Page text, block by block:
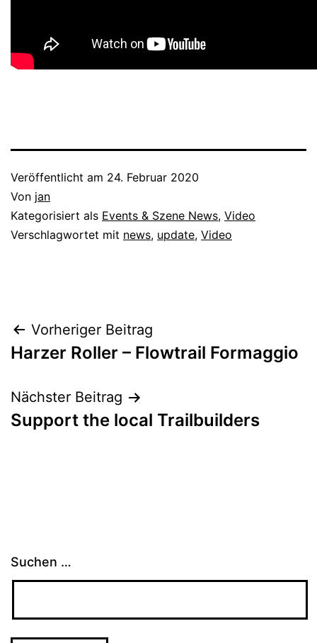
Veröffentlicht am 24. Februar 2020
Von jan
Kategorisiert als Events & Szene News, Video
Verschlagwortet mit news, update, Video
Beitragsnavigation
Vorheriger Beitrag
Harzer Roller – Flowtrail Formaggio
Nächster Beitrag
Support the local Trailbuilders
Suchen …